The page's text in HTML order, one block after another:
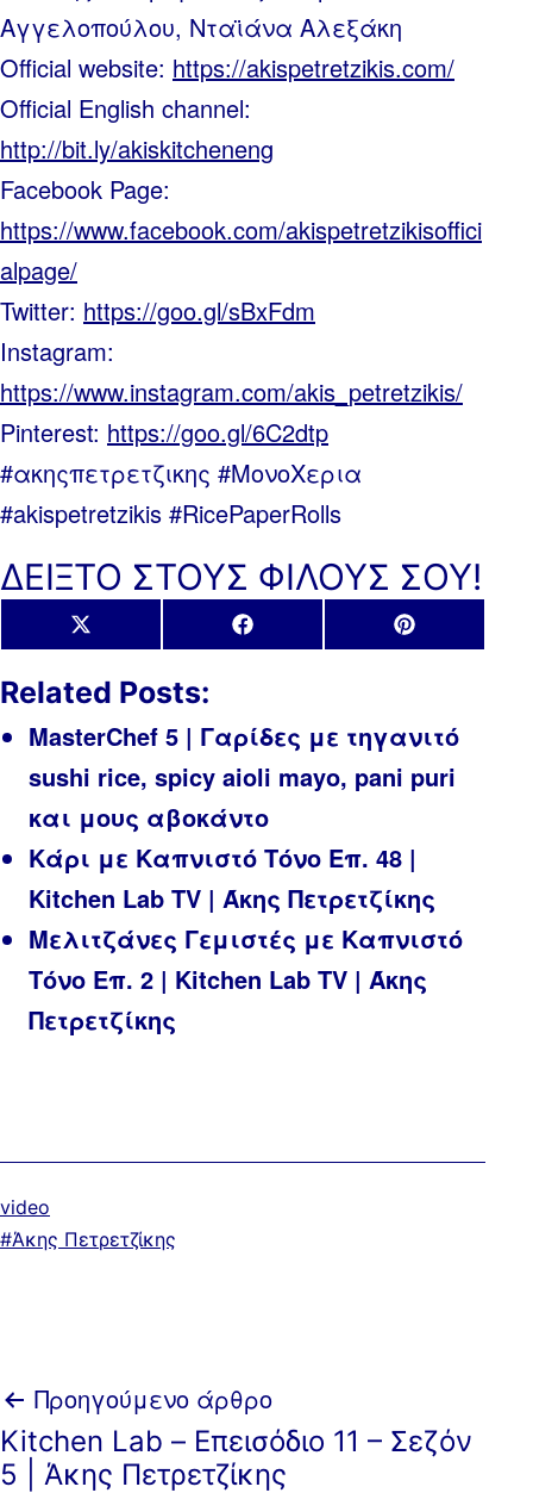
Αγγελοπούλου, Νταϊάνα Αλεξάκη
Official website: https://akispetretzikis.com/
Official English channel:
http://bit.ly/akiskitcheneng
Facebook Page:
https://www.facebook.com/akispetretzikisoffici
alpage/
Twitter: https://goo.gl/sBxFdm
Instagram:
https://www.instagram.com/akis_petretzikis/
Pinterest: https://goo.gl/6C2dtp
#ακηςπετρετζικης #ΜονοΧερια
#akispetretzikis #RicePaperRolls
ΔΕΙΞΤΟ ΣΤΟΥΣ ΦΙΛΟΥΣ ΣΟΥ!
Share
on
X
(Twitter)
Share
on
Facebook
Share
on
Pinterest
Related Posts:
MasterChef 5 | Γαρίδες με τηγανιτό
sushi rice, spicy aioli mayo, pani puri
και μους αβοκάντο
Κάρι με Καπνιστό Τόνο Επ. 48 |
Kitchen Lab TV | Άκης Πετρετζίκης
Μελιτζάνες Γεμιστές με Καπνιστό
Τόνο Επ. 2 | Kitchen Lab TV | Άκης
Πετρετζίκης
Κατηγοριοποιημένα
ως
video
ΜεΆκης Πετρετζίκης
Πλοήγηση
άρθρων
Προηγούμενο άρθρο
Kitchen Lab – Επεισόδιο 11 – Σεζόν
5 | Άκης Πετρετζίκης